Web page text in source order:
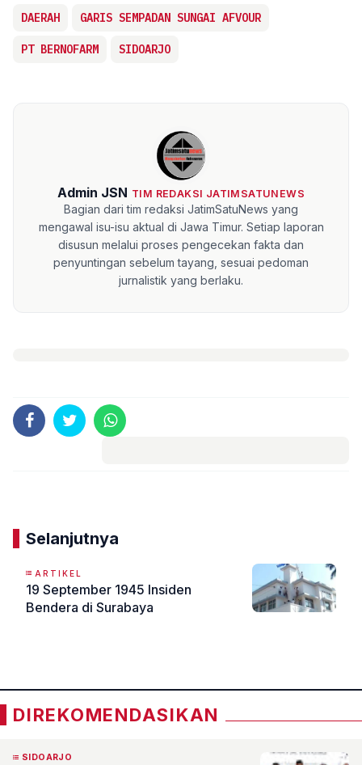
DAERAH GARIS SEMPADAN SUNGAI AFVOUR
PT BERNOFARM SIDOARJO
Admin JSN TIM REDAKSI JATIMSATUNEWS
Bagian dari tim redaksi JatimSatuNews yang
mengawal isu-isu aktual di Jawa Timur. Setiap laporan
disusun melalui proses pengecekan fakta dan
penyuntingan sebelum tayang, sesuai pedoman
jurnalistik yang berlaku.
Selanjutnya
ARTIKEL
19 September 1945 Insiden
Bendera di Surabaya
DIREKOMENDASIKAN
SIDOARJO